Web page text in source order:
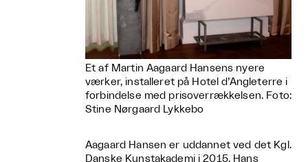
Et af Martin Aagaard Hansens nyere
værker, installeret på Hotel d’Angleterre i
forbindelse med prisoverrækkelsen. Foto:
Stine Nørgaard Lykkebo
Aagaard Hansen er uddannet ved det Kgl.
Danske Kunstakademi i 2015. Hans